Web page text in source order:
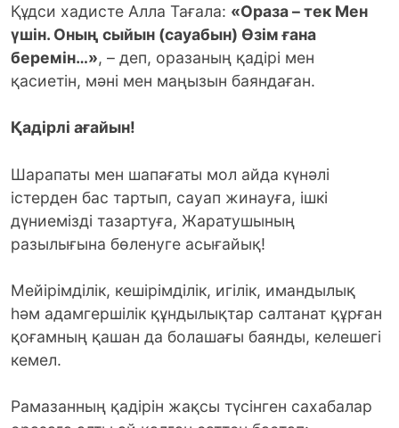
Құдси хадисте Алла Тағала: «Ораза – тек Мен
үшін. Оның сыйын (сауабын) Өзім ғана
беремін…», – деп, оразаның қадірі мен
қасиетін, мәні мен маңызын баяндаған.
Қадірлі ағайын!
Шарапаты мен шапағаты мол айда күнәлі
істерден бас тартып, сауап жинауға, ішкі
дүниемізді тазартуға, Жаратушының
разылығына бөленуге асығайық!
Мейірімділік, кешірімділік, игілік, имандылық
һәм адамгершілік құндылықтар салтанат құрған
қоғамның қашан да болашағы баянды, келешегі
кемел.
Рамазанның қадірін жақсы түсінген сахабалар